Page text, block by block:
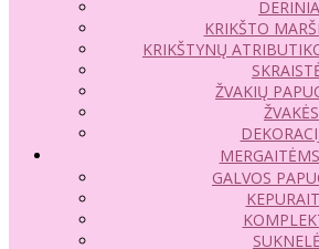
KRIKŠTO
KRIKŠTYNŲ
ŽVAKIŲ
ŽVAKĖS
MERGAITĖMS
GALVOS